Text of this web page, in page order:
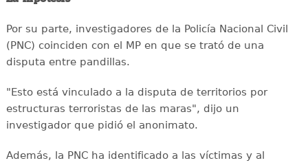
Por su parte, investigadores de la Policía Nacional Civil
(PNC) coinciden con el MP en que se trató de una
disputa entre pandillas.
"Esto está vinculado a la disputa de territorios por
estructuras terroristas de las maras", dijo un
investigador que pidió el anonimato.
Además, la PNC ha identificado a las víctimas y al